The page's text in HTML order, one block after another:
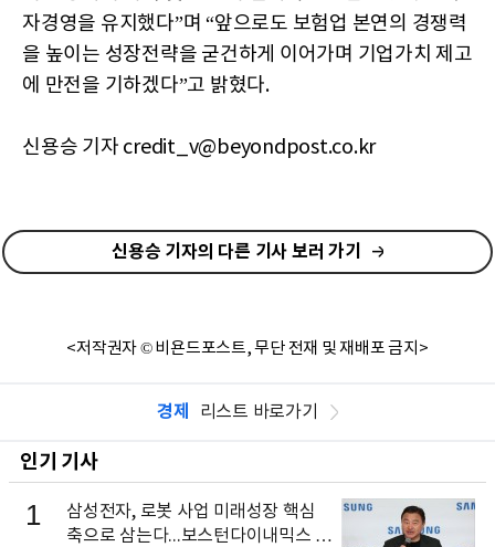
자경영을 유지했다”며 “앞으로도 보험업 본연의 경쟁력
을 높이는 성장전략을 굳건하게 이어가며 기업가치 제고
에 만전을 기하겠다”고 밝혔다.
신용승 기자 credit_v@beyondpost.co.kr
신용승 기자의 다른 기사 보러 가기
<저작권자 © 비욘드포스트, 무단 전재 및 재배포 금지>
경제 리스트 바로가기
인기 기사
1
삼성전자, 로봇 사업 미래성장 핵심
축으로 삼는다...보스턴다이내믹스 출